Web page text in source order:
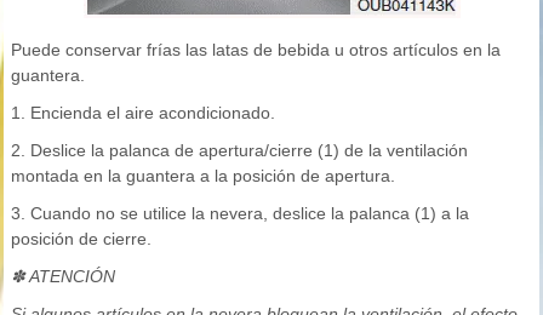
Puede conservar frías las latas de bebida u otros artículos en la
guantera.
1. Encienda el aire acondicionado.
2. Deslice la palanca de apertura/cierre (1) de la ventilación
montada en la guantera a la posición de apertura.
3. Cuando no se utilice la nevera, deslice la palanca (1) a la
posición de cierre.
✽ ATENCIÓN